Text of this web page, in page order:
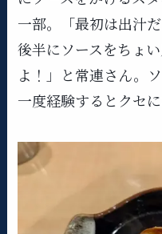
一部。「最初は出汁
後半にソースをちょ
よ！」と常連さん。​
一度経験するとクセ